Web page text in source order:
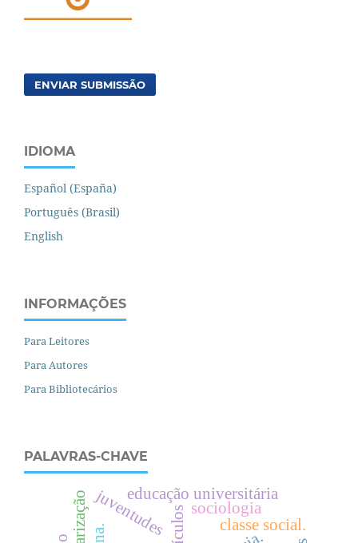
ENVIAR SUBMISSÃO
IDIOMA
Español (España)
Português (Brasil)
English
INFORMAÇÕES
Para Leitores
Para Autores
Para Bibliotecários
PALAVRAS-CHAVE
classe social.
juventudes
educação universitária
sociologia